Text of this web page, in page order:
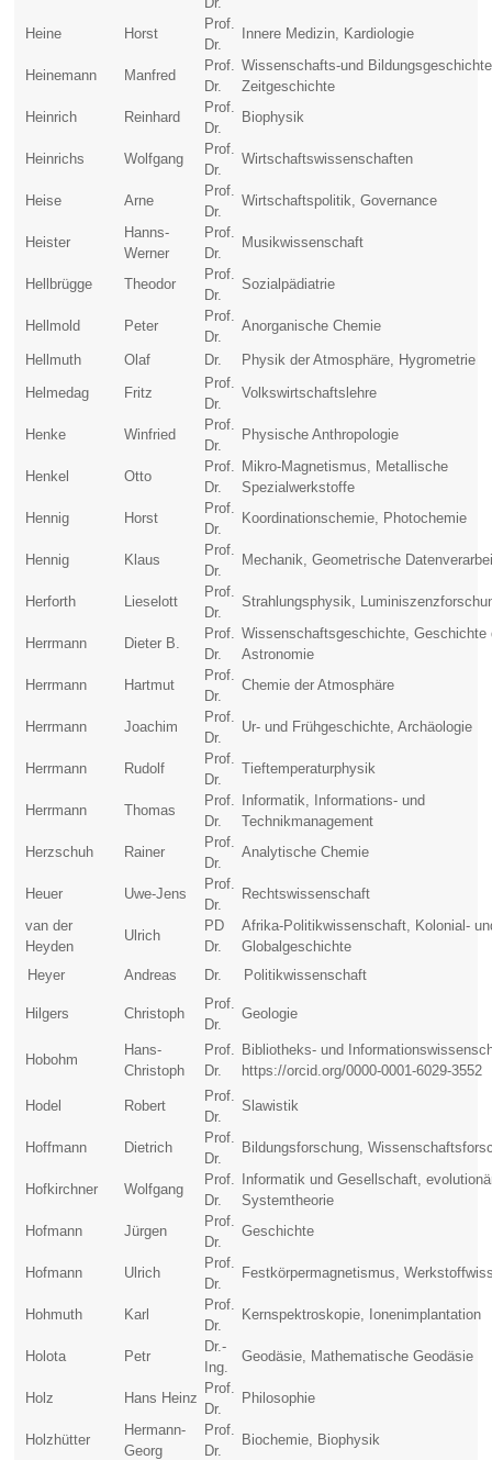
Heine
Horst
Prof.
Dr.
Innere Medizin, Kardiologie
Heinemann Manfred
Prof.
Dr.
Wissenschafts-und
Zeitgeschichte
Heinrich
Reinhard
Prof.
Dr.
Biophysik
Heinrichs Wolfgang
Prof.
Dr.
Wirtschaftswissenschaften
Heise Arne
Prof.
Dr.
Wirtschaftspolitik, Governance
Heister
Hanns-
Werner
Prof.
Dr.
Musikwissenschaft
Hellbrügge Theodor
Prof.
Dr.
Sozialpädiatrie
Hellmold Peter
Prof.
Dr.
Anorganische Chemie
Hellmuth Olaf Dr.
Physik der Atmosphäre, Hygrometrie
Helmedag
Fritz
Prof.
Dr.
Volkswirtschaftslehre
Henke Winfried
Prof.
Dr.
Physische Anthropologie
Henkel Otto
Prof.
Dr.
Mikro-Magnetismus, Metallische
Spezialwerkstoffe
Hennig
Horst
Prof.
Dr.
Koordinationschemie, Photochemie
Hennig Klaus
Prof.
Dr.
Mechanik, Geometrische
Herforth Lieselott
Prof.
Dr.
Strahlungsphysik,
Herrmann Dieter B.
Prof.
Dr.
Wissenschaftsgeschichte, Geschichte
Astronomie
Herrmann
Hartmut
Prof.
Dr.
Chemie der Atmosphäre
Herrmann Joachim
Prof.
Dr.
Ur- und Frühgeschichte, Archäologie
Herrmann Rudolf
Prof.
Dr.
Tieftemperaturphysik
Herrmann Thomas
Prof.
Dr.
Informatik, Informations- und
Technikmanagement
Herzschuh
Rainer
Prof.
Dr.
Analytische Chemie
Heuer Uwe-Jens
Prof.
Dr.
Rechtswissenschaft
van der
Heyden
Ulrich
PD
Dr.
Afrika-Politikwissenschaft, Kolonial-
Globalgeschichte
Heyer
Andreas Dr. Politikwissenschaft
Hilgers Christoph
Prof.
Dr.
Geologie
Hobohm
Hans-
Christoph
Prof.
Dr.
Bibliotheks- und
https://orcid.org/0000-0001-6029-3552
Hodel Robert
Prof.
Dr.
Slawistik
Hoffmann Dietrich
Prof.
Dr.
Bildungsforschung,
Hofkirchner Wolfgang
Prof.
Dr.
Informatik und Gesellschaft,
Systemtheorie
Hofmann
Jürgen
Prof.
Dr.
Geschichte
Hofmann Ulrich
Prof.
Dr.
Festkörpermagnetismus,
Hohmuth Karl
Prof.
Dr.
Kernspektroskopie, Ionenimplantation
Holota Petr
Dr.-
Ing.
Geodäsie, Mathematische Geodäsie
Holz Hans Heinz
Prof.
Dr.
Philosophie
Holzhütter
Hermann-
Georg
Prof.
Dr.
Biochemie, Biophysik